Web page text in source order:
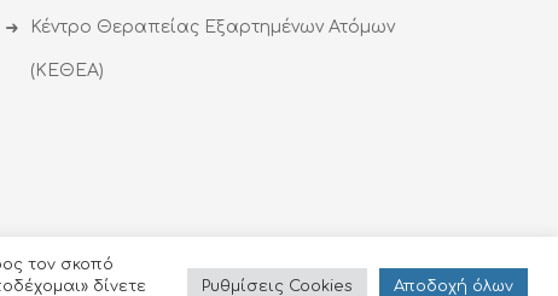
Κέντρο Θεραπείας Εξαρτημένων Ατόμων
(ΚΕΘΕΑ)
τον σκοπό
δίνετε
Ρυθμίσεις Cookies Αποδoχή όλων